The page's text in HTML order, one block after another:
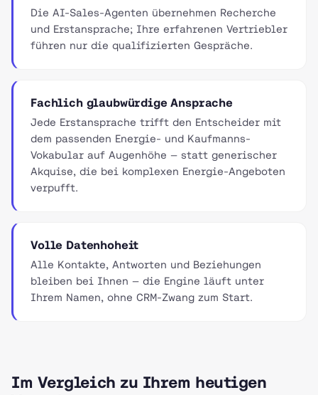
Die AI-Sales-Agenten übernehmen Recherche
und Erstansprache; Ihre erfahrenen Vertriebler
führen nur die qualifizierten Gespräche.
Fachlich glaubwürdige Ansprache
Jede Erstansprache trifft den Entscheider mit
dem passenden Energie- und Kaufmanns-
Vokabular auf Augenhöhe — statt generischer
Akquise, die bei komplexen Energie-Angeboten
verpufft.
Volle Datenhoheit
Alle Kontakte, Antworten und Beziehungen
bleiben bei Ihnen — die Engine läuft unter
Ihrem Namen, ohne CRM-Zwang zum Start.
Im Vergleich zu Ihrem heutigen